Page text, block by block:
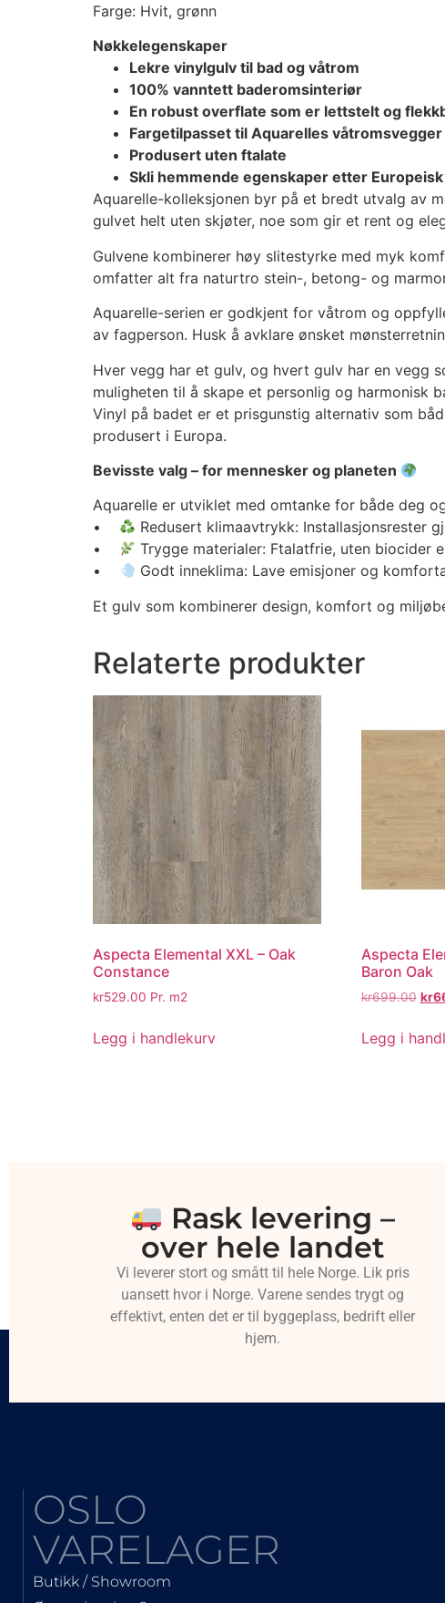
Farge: Hvit, grønn
Nøkkelegenskaper
Lekre vinylgulv til bad og våtrom
100% vanntett baderomsinteriør
En robust overflate som er lettstelt og
Fargetilpasset til Aquarelles våtromsvegger
Produsert uten ftalate
Skli hemmende egenskaper etter
Aquarelle-kolleksjonen byr på et bredt utvalg av
gulvet helt uten skjøter, noe som gir et rent og
Gulvene kombinerer høy slitestyrke med myk
omfatter alt fra naturtro stein-, betong- og
Aquarelle-serien er godkjent for våtrom og
av fagperson. Husk å avklare ønsket
Hver vegg har et gulv, og hvert gulv har en vegg
muligheten til å skape et personlig og harmonisk
Vinyl på badet er et prisgunstig alternativ som
produsert i Europa.
Bevisste valg – for mennesker og planeten
Aquarelle er utviklet med omtanke for både deg
•
Redusert klimaavtrykk: Installasjonsrester
•
Trygge materialer: Ftalatfrie, uten biocider
•
Godt inneklima: Lave emisjoner og
Et gulv som kombinerer design, komfort og
Relaterte produkter
Aspecta Elemental XXL – Oak
Constance
kr529.00 Pr. m2
Legg i handlekurv
Aspecta
Baron Oak
kr699.00 kr
Legg i
Rask levering –
over hele landet
Vi leverer stort og smått til hele Norge. Lik pris
uansett hvor i Norge. Varene sendes trygt og
effektivt, enten det er til byggeplass, bedrift eller
hjem.
OSLO
VARELAGER
Butikk / Showroom